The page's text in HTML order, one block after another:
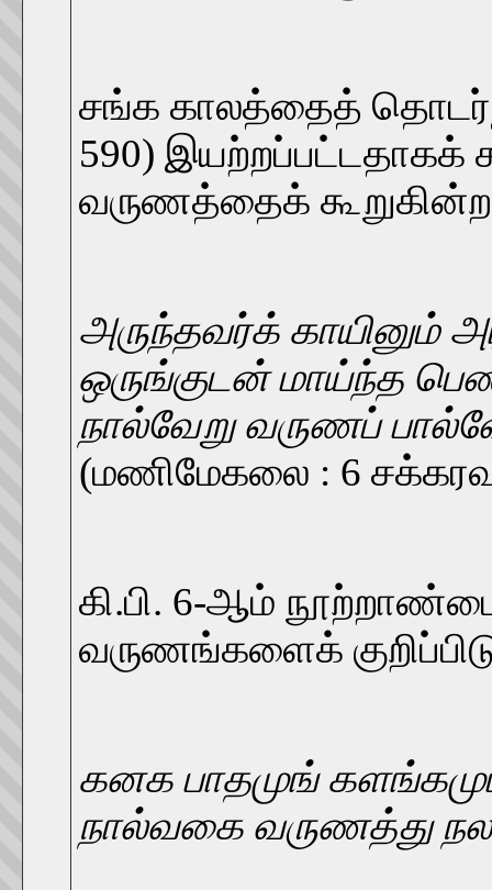
சங்க காலத்தைத்
590) இயற்றப்பட்டதாகக்
வருணத்தைக்
அருந்தவர்க் காயினும்
ஒருங்குடன் மாய்ந்த
நால்வேறு வருணப்
(மணிமேகலை : 6
கி.பி. 6-ஆம்
வருணங்களைக்
கனக பாதமுங்
நால்வகை வருணத்து